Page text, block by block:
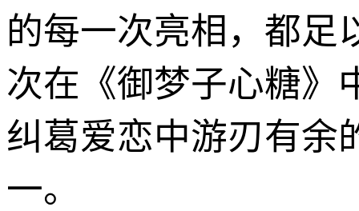
的每一次亮相，都足
次在《御梦子心糖》
纠葛爱恋中游刃有余
一。